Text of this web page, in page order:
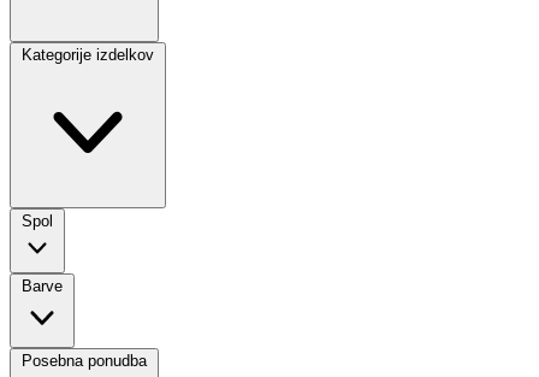
Kategorije izdelkov
Spol
Barve
Posebna ponudba